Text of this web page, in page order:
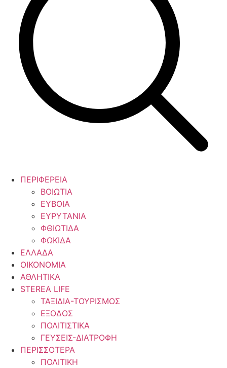
ΠΕΡΙΦΕΡΕΙΑ
ΒΟΙΩΤΙΑ
ΕΥΒΟΙΑ
ΕΥΡΥΤΑΝΙΑ
ΦΘΙΩΤΙΔΑ
ΦΩΚΙΔΑ
ΕΛΛΑΔΑ
ΟΙΚΟΝΟΜΙΑ
ΑΘΛΗΤΙΚΑ
STEREA LIFE
ΤΑΞΙΔΙΑ-ΤΟΥΡΙΣΜΟΣ
ΕΞΟΔΟΣ
ΠΟΛΙΤΙΣΤΙΚΑ
ΓΕΥΣΕΙΣ-ΔΙΑΤΡΟΦΗ
ΠΕΡΙΣΣΟΤΕΡΑ
ΠΟΛΙΤΙΚΗ